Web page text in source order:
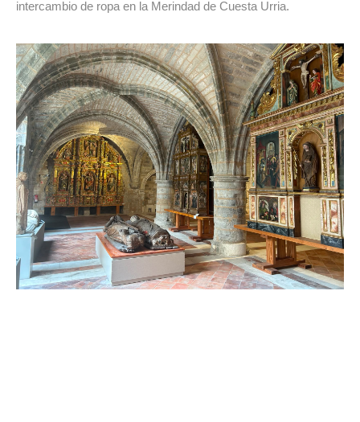
intercambio de ropa en la Merindad de Cuesta Urria.